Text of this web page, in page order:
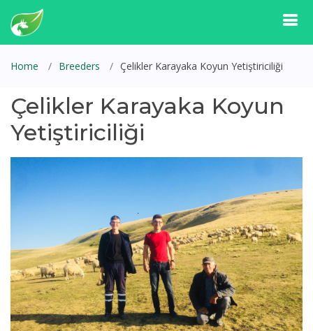
Home Breeders Çelikler Karayaka Koyun Yetiştiriciliği
Çelikler Karayaka Koyun
Yetiştiriciliği